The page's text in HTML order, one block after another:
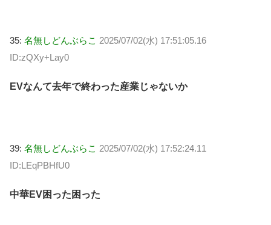
35: 名無しどんぶらこ 2025/07/02(水) 17:51:05.16
ID:zQXy+Lay0
EVなんて去年で終わった産業じゃないか
39: 名無しどんぶらこ 2025/07/02(水) 17:52:24.11
ID:LEqPBHfU0
中華EV困った困った